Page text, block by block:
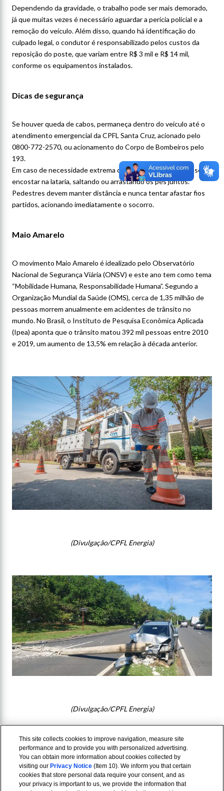
Dependendo da gravidade, o trabalho pode ser mais demorado,
já que muitas vezes é necessário aguardar a perícia policial e a
remoção do veículo. Além disso, quando há identificação do
culpado legal, o condutor é responsabilizado pelos custos da
reposição do poste, que variam entre R$ 3 mil e R$ 14 mil,
conforme os equipamentos instalados.
Dicas de segurança
Se houver queda de cabos, permaneça dentro do veículo até o
atendimento emergencial da CPFL Santa Cruz, acionado pelo
0800-772-2570, ou acionamento do Corpo de Bombeiros pelo
193.
Em caso de necessidade extrema de sair do veículo, faça-o sem
encostar na lataria, saltando ou arrastando os pés juntos.
Pedestres devem manter distância e nunca tentar afastar fios
partidos, acionando imediatamente o socorro.
Maio Amarelo
O movimento Maio Amarelo é idealizado pelo Observatório
Nacional de Segurança Viária (ONSV) e este ano tem como tema
“Mobilidade Humana, Responsabilidade Humana”. Segundo a
Organização Mundial da Saúde (OMS), cerca de 1,35 milhão de
pessoas morrem anualmente em acidentes de trânsito no
mundo. No Brasil, o Instituto de Pesquisa Econômica Aplicada
(Ipea) aponta que o trânsito matou 392 mil pessoas entre 2010
e 2019, um aumento de 13,5% em relação à década anterior.
(Divulgação/CPFL Energia)
(Divulgação/CPFL Energia)
This site collects cookies to improve navigation, measure site
performance and to provide you with personalized advertising.
You can obtain more information about cookies collected by
visiting our Privacy Notice(Item 10). We inform you that certain
cookies that store personal data require your consent, and as
your privacy is important to us, we provide the information that